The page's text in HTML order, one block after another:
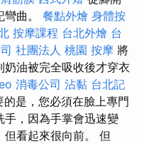
曲。 餐點外燴 身體按
按摩課程 台北外燴 台
社團法人 桃園 按摩 將
油被完全吸收後才穿衣
消毒公司 沾黏 台北記
的是，您必須在臉上專門
手，因為手掌會迅速變
看起來很向前。 但